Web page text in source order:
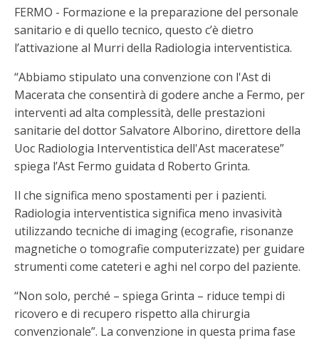
FERMO - Formazione e la preparazione del personale
sanitario e di quello tecnico, questo c’è dietro
l’attivazione al Murri della Radiologia interventistica.
“Abbiamo stipulato una convenzione con l'Ast di
Macerata che consentirà di godere anche a Fermo, per
interventi ad alta complessità, delle prestazioni
sanitarie del dottor Salvatore Alborino, direttore della
Uoc Radiologia Interventistica dell'Ast maceratese”
spiega l’Ast Fermo guidata d Roberto Grinta.
Il che significa meno spostamenti per i pazienti.
Radiologia interventistica significa meno invasività
utilizzando tecniche di imaging (ecografie, risonanze
magnetiche o tomografie computerizzate) per guidare
strumenti come cateteri e aghi nel corpo del paziente.
“Non solo, perché – spiega Grinta – riduce tempi di
ricovero e di recupero rispetto alla chirurgia
convenzionale”. La convenzione in questa prima fase